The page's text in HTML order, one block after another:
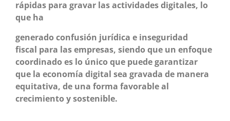
rápidas para gravar las actividades digitales, lo
que ha
generado confusión jurídica e inseguridad
fiscal para las empresas, siendo que un enfoque
coordinado es lo único que puede garantizar
que la economía digital sea gravada de manera
equitativa, de una forma favorable al
crecimiento y sostenible.